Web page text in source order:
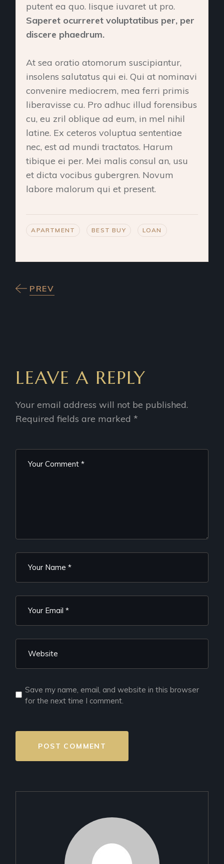
putent ea quo. Iisque iuvaret ut pro.
Saperet ocurreret voluptatibus per, per
discere phaedrum.
At sea oratio atomorum suscipiantur,
insolens salutatus qui ei. Qui at nominavi
convenire mediocrem, mea ferri primis
liberavisse cu. Pro adhuc illud forensibus
cu, eu zril oblique ad eum, in mel nihil
latine. Ex ceteros voluptua sententiae
nec, est ad mundi tractatos. Harum
tibique ei per. Mei malis consul an, usu
et dicta vocibus gubergren. Novum
labore malorum qui et present.
APARTMENT BEST BUY LOAN
PREV
LEAVE A REPLY
Your email address will not be published.
Required fields are marked *
Save my name, email, and website in this browser
for the next time I comment.
POST COMMENT